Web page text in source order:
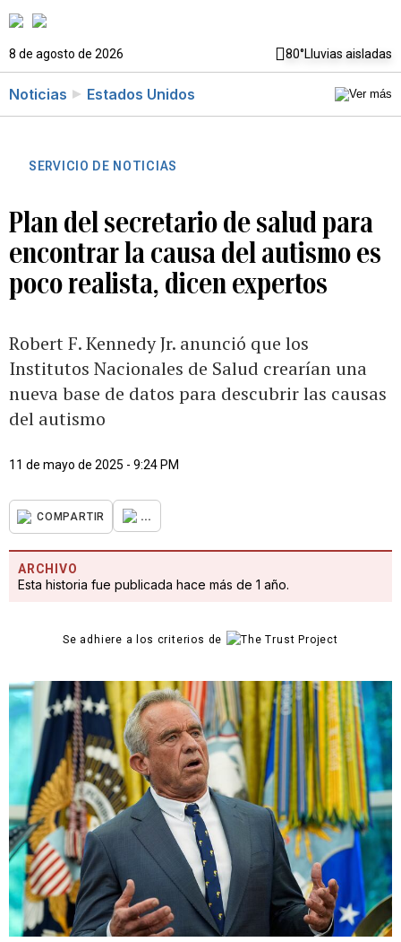
8 de agosto de 2026 80°Lluvias aisladas
Noticias Estados Unidos
SERVICIO DE NOTICIAS
Plan del secretario de salud para
encontrar la causa del autismo es
poco realista, dicen expertos
Robert F. Kennedy Jr. anunció que los
Institutos Nacionales de Salud crearían una
nueva base de datos para descubrir las causas
del autismo
11 de mayo de 2025 - 9:24 PM
COMPARTIR ...
ARCHIVO
Esta historia fue publicada hace más de 1 año.
Se adhiere a los criterios de